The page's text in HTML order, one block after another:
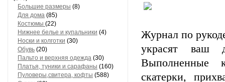
Большие размеры (8)
Для дома (85)
Костюмы (22)
Нижнее белье и купальники (4)
Носки и колготки (30)
Обувь (20)
Пальто и верхняя одежда (30)
Платья, туники и сарафаны (160)
Пуловеры,свитера, кофты (588)
Журнал по
украсят ваш
Выполненные
скатерки,